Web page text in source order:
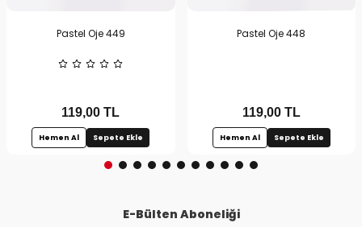
Pastel Oje 449
119,00 TL
Hemen Al Sepete Ekle
Pastel Oje 448
119,00TL
Hemen Al Sepete Ekle
E-Bülten Aboneliği